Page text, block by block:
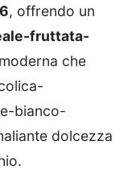
, offrendo un
fruttata-
che
bianco-
dolcezza